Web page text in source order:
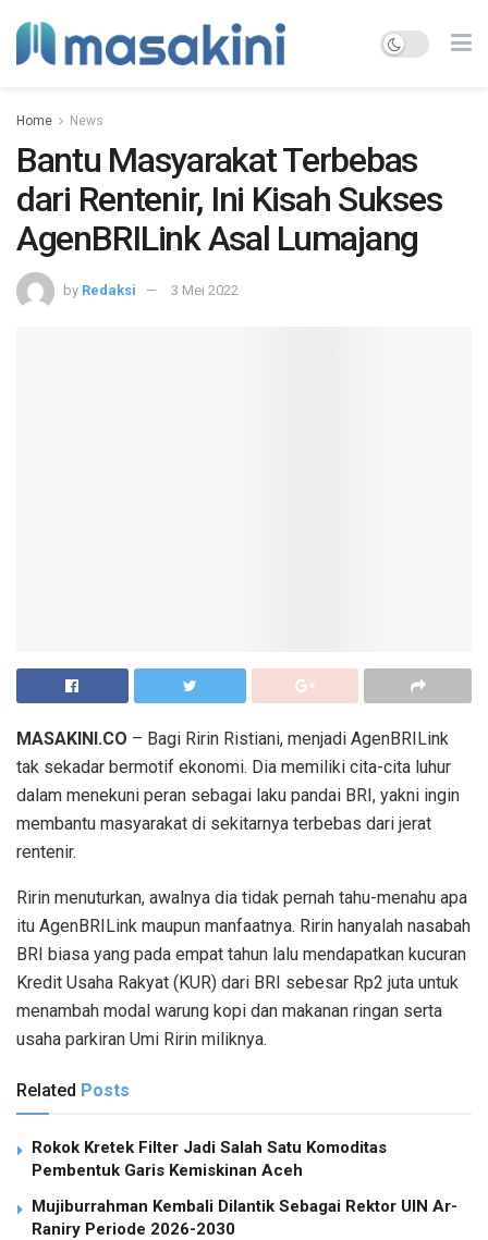
Home News
Bantu Masyarakat Terbebas
dari Rentenir, Ini Kisah Sukses
AgenBRILink Asal Lumajang
by Redaksi 3 Mei 2022
MASAKINI.CO – Bagi Ririn Ristiani, menjadi AgenBRILink
tak sekadar bermotif ekonomi. Dia memiliki cita-cita luhur
dalam menekuni peran sebagai laku pandai BRI, yakni ingin
membantu masyarakat di sekitarnya terbebas dari jerat
rentenir.
Ririn menuturkan, awalnya dia tidak pernah tahu-menahu apa
itu AgenBRILink maupun manfaatnya. Ririn hanyalah nasabah
BRI biasa yang pada empat tahun lalu mendapatkan kucuran
Kredit Usaha Rakyat (KUR) dari BRI sebesar Rp2 juta untuk
menambah modal warung kopi dan makanan ringan serta
usaha parkiran Umi Ririn miliknya.
Related Posts
Rokok Kretek Filter Jadi Salah Satu Komoditas
Pembentuk Garis Kemiskinan Aceh
Mujiburrahman Kembali Dilantik Sebagai Rektor UIN Ar-
Raniry Periode 2026-2030